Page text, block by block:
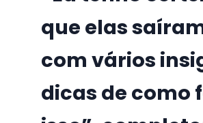
que elas
com vários
dicas de como